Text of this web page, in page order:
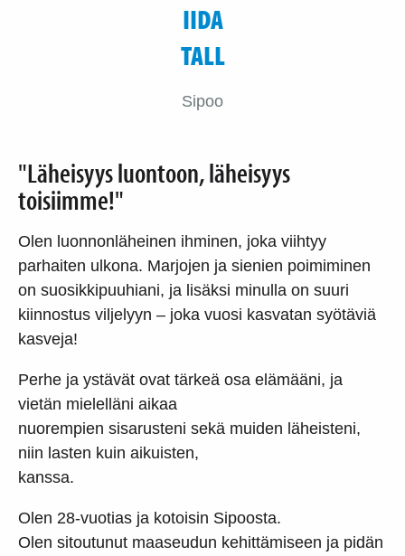
IIDA
TALL
Sipoo
"Läheisyys luontoon, läheisyys
toisiimme!"
Olen luonnonläheinen ihminen, joka viihtyy
parhaiten ulkona. Marjojen ja sienien poimiminen
on suosikkipuuhiani, ja lisäksi minulla on suuri
kiinnostus viljelyyn – joka vuosi kasvatan syötäviä
kasveja!
Perhe ja ystävät ovat tärkeä osa elämääni, ja
vietän mielelläni aikaa
nuorempien sisarusteni sekä muiden läheisteni,
niin lasten kuin aikuisten,
kanssa.
Olen 28-vuotias ja kotoisin Sipoosta.
Olen sitoutunut maaseudun kehittämiseen ja pidän